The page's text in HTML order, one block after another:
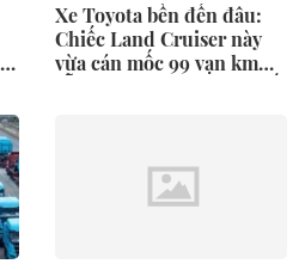
Xe Toyota bền đến đâu:
Chiếc Land Cruiser này
vừa cán mốc 99 vạn km